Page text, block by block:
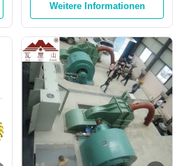
Weitere Informationen